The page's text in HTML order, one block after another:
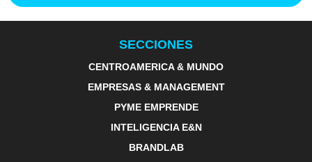
SECCIONES
CENTROAMERICA & MUNDO
EMPRESAS & MANAGEMENT
PYME EMPRENDE
INTELIGENCIA E&N
BRANDLAB